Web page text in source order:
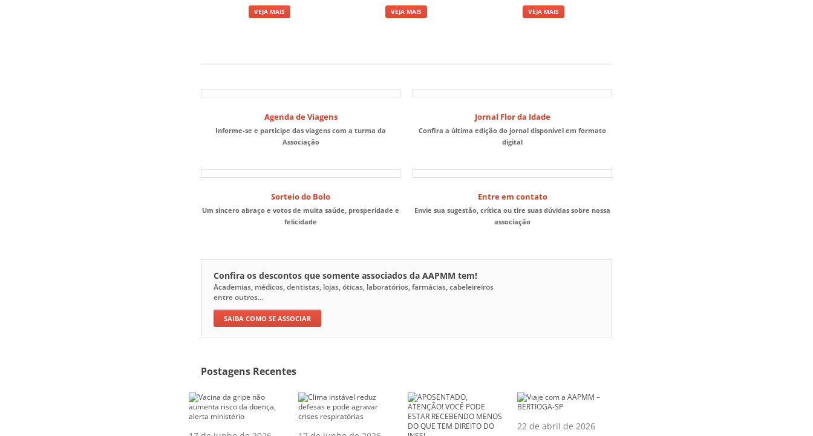
VEJA MAIS VEJA MAIS VEJA MAIS
Agenda de Viagens
Informe-se e participe das viagens com a turma da
Associação
Jornal Flor da Idade
Confira a última edição do jornal disponível em formato
digital
Sorteio do Bolo
Um sincero abraço e votos de muita saúde, prosperidade e
felicidade
Entre em contato
Envie sua sugestão, crítica ou tire suas dúvidas sobre nossa
associação
Confira os descontos que somente associados da AAPMM tem!
Academias, médicos, dentistas, lojas, óticas, laboratórios, farmácias, cabeleireiros
entre outros...
SAIBA COMO SE ASSOCIAR
Postagens Recentes
22 de abril de 2026